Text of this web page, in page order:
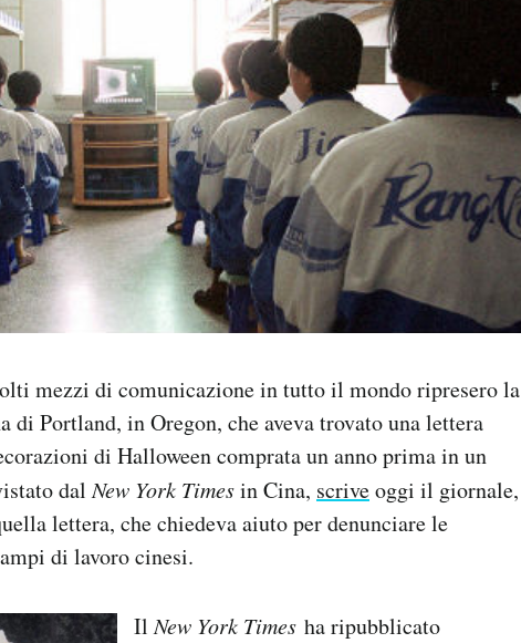
mezzi di comunicazione in tutto il mondo ripresero la
di Portland, in Oregon, che aveva trovato una lettera
di Halloween comprata un anno prima in un
dalNew York Timesin Cina, scriveoggi il giornale,
lettera, che chiedeva aiuto per denunciare le
di lavoro cinesi.
IlNew York Times ha ripubblicato